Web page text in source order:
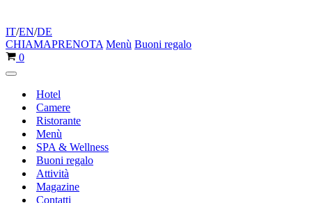
IT/EN/DE
CHIAMAPRENOTA Menù Buoni regalo
Carrello
0
Menu
navigazione
Hotel
Camere
Ristorante
Menù
SPA & Wellness
Buoni regalo
Attività
Magazine
Contatti